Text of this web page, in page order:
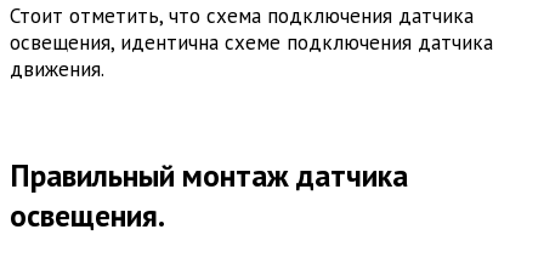
Стоит отметить, что схема подключения датчика
освещения, идентична схеме подключения датчика
движения.
Правильный монтаж датчика
освещения.